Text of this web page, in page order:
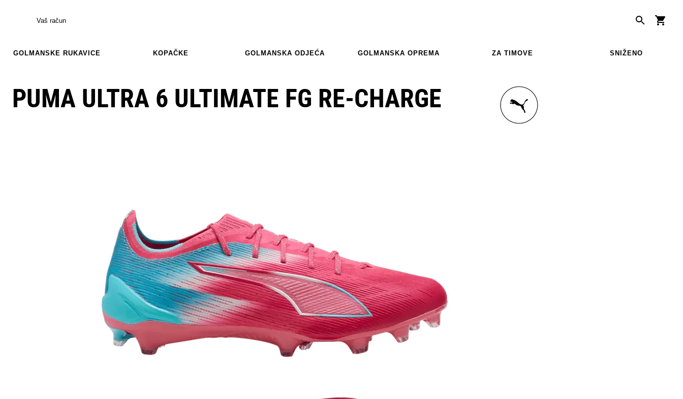
Vaš račun
GOLMANSKE RUKAVICE KOPAČKE GOLMANSKA ODJEĆA GOLMANSKA OPREMA ZA TIMOVE SNIŽENO
PUMA ULTRA 6 ULTIMATE FG RE-CHARGE